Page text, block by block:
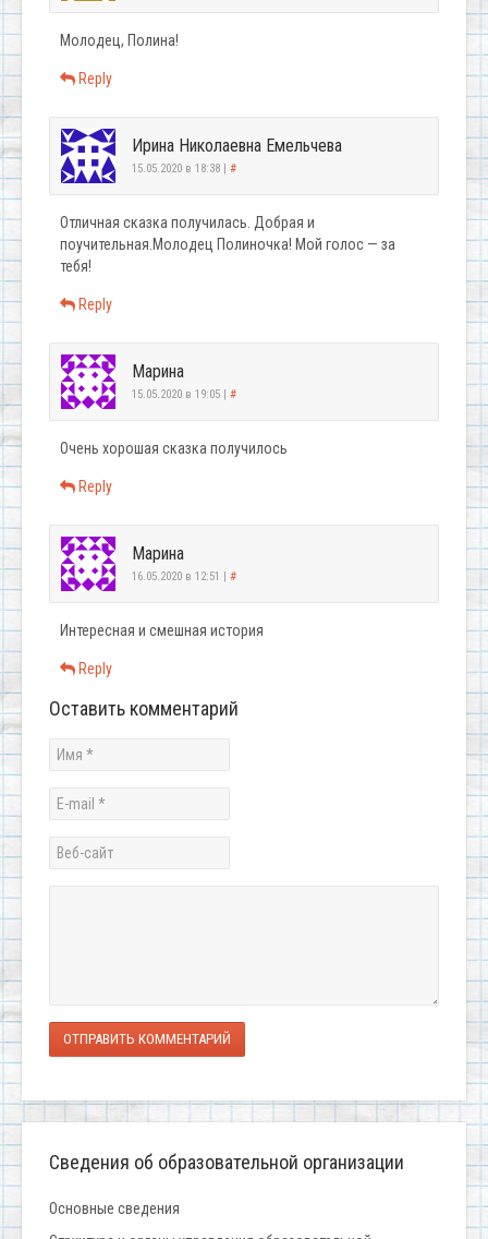
Молодец, Полина!
Reply
Ирина Николаевна Емельчева
15.05.2020 в 18:38 #
Отличная сказка получилась. Добрая и
поучительная.Молодец Полиночка! Мой голос — за
тебя!
Reply
Марина
15.05.2020 в 19:05 #
Очень хорошая сказка получилось
Reply
Марина
16.05.2020 в 12:51 #
Интересная и смешная история
Reply
Оставить комментарий
ОТПРАВИТЬ КОММЕНТАРИЙ
Сведения об образовательной организации
Основные сведения